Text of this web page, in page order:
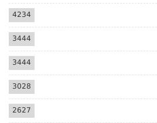
4234
3444
3444
3028
2627